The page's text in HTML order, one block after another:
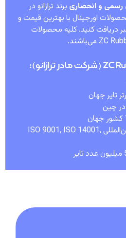
رسمی و انحصاری برند ترازانو در
اورجینال با بهترین قیمت و
کنید. کلیه محصولات
دارای گواهینامه‌های بین‌المللی ISO 9001, ISO 14001,